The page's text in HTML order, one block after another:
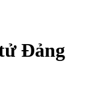
Đảng